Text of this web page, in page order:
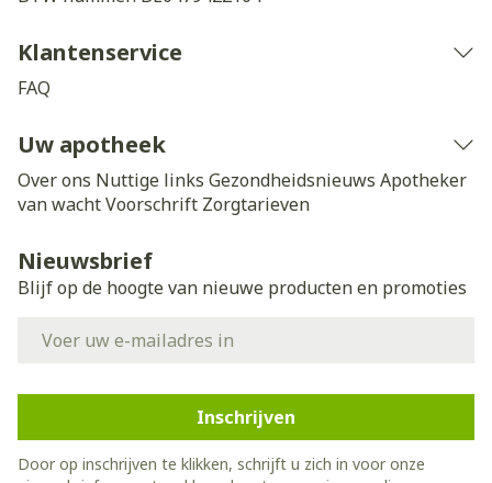
Klantenservice
FAQ
Uw apotheek
Over ons Nuttige links Gezondheidsnieuws Apotheker
van wachtVoorschrift Zorgtarieven
Nieuwsbrief
Blijf op de hoogte van nieuwe producten en promoties
Inschrijven
Door op inschrijven te klikken, schrijft u zich in voor onze